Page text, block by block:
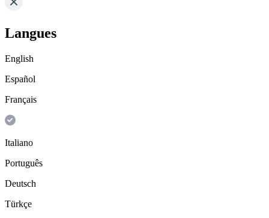
Langues
English
Español
Français
Italiano
Português
Deutsch
Türkçe